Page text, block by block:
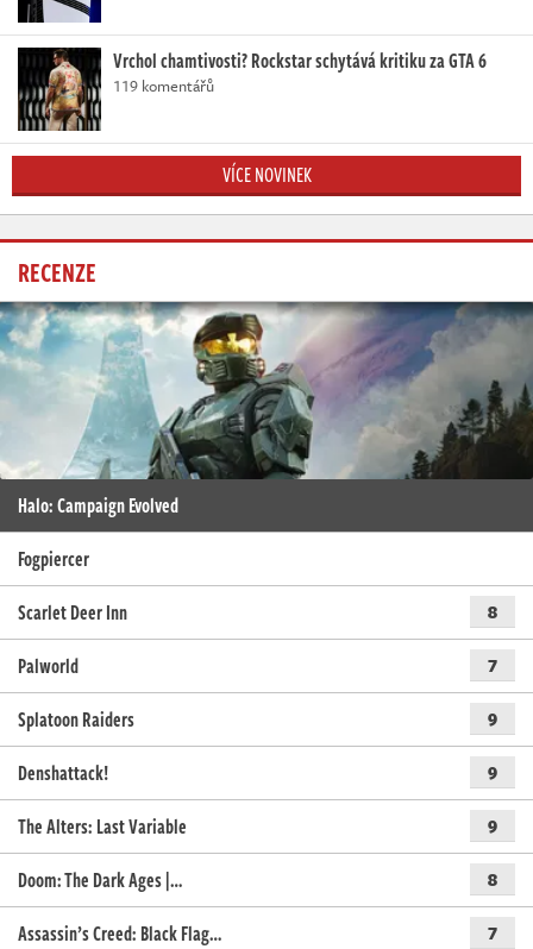
Vrchol chamtivosti? Rockstar schytává kritiku za GTA 6
119 komentářů
VÍCE NOVINEK
RECENZE
Halo: Campaign Evolved
Fogpiercer
Scarlet Deer Inn
8
Palworld 7
Splatoon Raiders 9
Denshattack! 9
The Alters: Last Variable 9
Doom: The Dark Ages |… 8
Assassin’s Creed: Black Flag… 7